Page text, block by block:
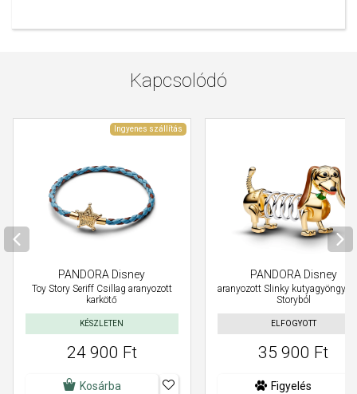
Kapcsolódó
Ingyenes szállítás
PANDORA Disney
Toy Story Seriff Csillag aranyozott
karkötő
KÉSZLETEN
24 900 Ft
Kosárba
PANDORA Disney
aranyozott Slinky kutyagyöngy a
Storyból
ELFOGYOTT
35 900 Ft
Figyelés